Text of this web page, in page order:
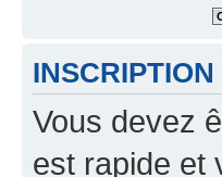
INSCRIPTION
Vous devez
est rapide et